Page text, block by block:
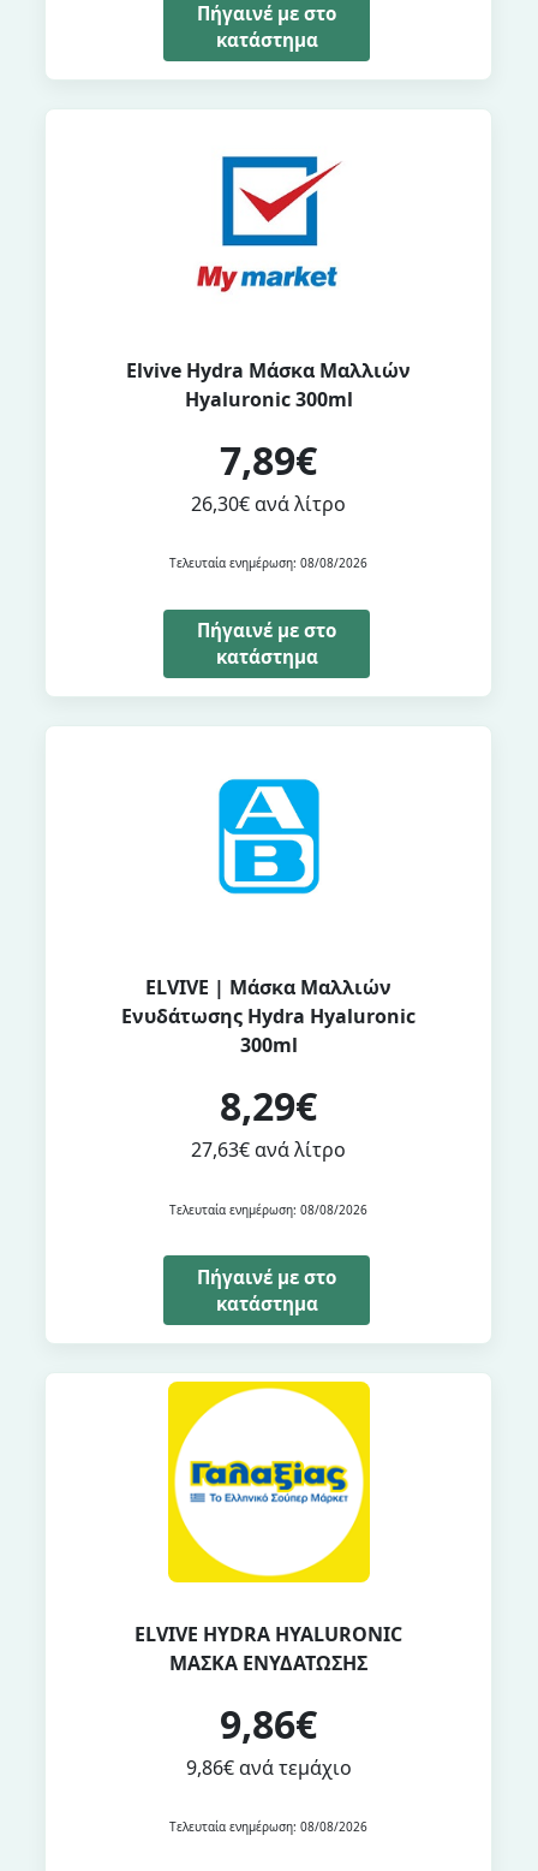
Πήγαινέ με στο
κατάστημα
Elvive Hydra Μάσκα Μαλλιών
Hyaluronic 300ml
7,89€
26,30€ ανά λίτρο
Τελευταία ενημέρωση: 08/08/2026
Πήγαινέ με στο
κατάστημα
ELVIVE | Μάσκα Μαλλιών
Ενυδάτωσης Hydra Hyaluronic
300ml
8,29€
27,63€ ανά λίτρο
Τελευταία ενημέρωση: 08/08/2026
Πήγαινέ με στο
κατάστημα
ELVIVE HYDRA HYALURONIC
ΜΑΣΚΑ ΕΝΥΔΑΤΩΣΗΣ
9,86€
9,86€ ανά τεμάχιο
Τελευταία ενημέρωση: 08/08/2026